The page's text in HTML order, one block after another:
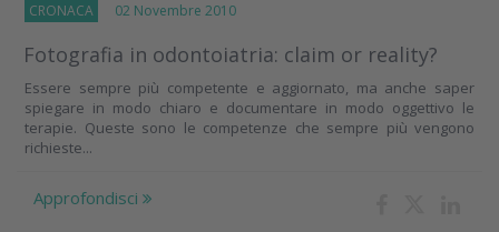
CRONACA 02 Novembre 2010
Fotografia in odontoiatria: claim or reality?
Essere sempre più competente e aggiornato, ma anche saper
spiegare in modo chiaro e documentare in modo oggettivo le
terapie. Queste sono le competenze che sempre più vengono
richieste...
Approfondisci